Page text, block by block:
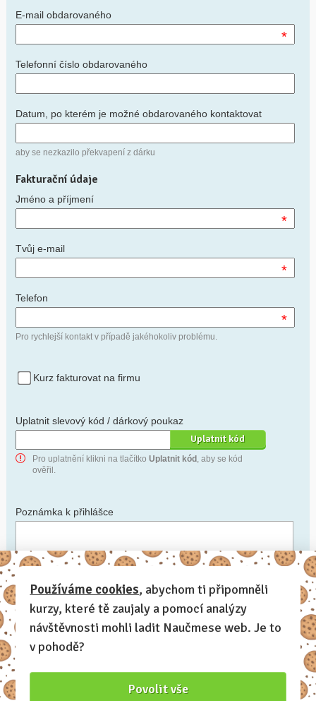
E-mail obdarovaného
*
Telefonní číslo obdarovaného
Datum, po kterém je možné obdarovaného kontaktovat
aby se nezkazilo překvapení z dárku
Fakturační údaje
Jméno a příjmení
*
Tvůj e-mail
*
Telefon
*
Pro rychlejší kontakt v případě jakéhokoliv problému.
Kurz fakturovat na firmu
Uplatnit slevový kód / dárkový poukaz
Pro uplatnění klikni na tlačítko Uplatnit kód , aby se kód
ověřil.
Poznámka k přihlášce
Chceš-li se na cokoli zeptat, nebo ke své přihlášce poznamenat.
Anonymní profil – odesláním přihlášky se automaticky
vytvoří tvůj profil na Naučmese. Zatrhni tuto volbu a profil
bude skrytý.
Chci dostávat Naučmese newsletter
Používáme cookies, abychom ti připomněli
kurzy, které tě zaujaly a pomocí analýzy
návštěvnosti mohli ladit Naučmese web. Je to
v pohodě?
Povolit vše